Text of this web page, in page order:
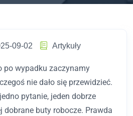
09-02 Artykuły
po wypadku zaczynamy
nie dało się przewidzieć.
pytanie, jeden dobrze
dobrane buty robocze. Prawda